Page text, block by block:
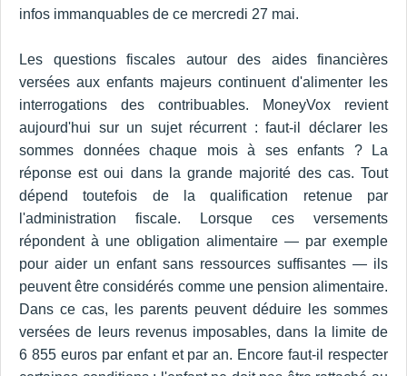
infos immanquables de ce mercredi 27 mai.
Les questions fiscales autour des aides financières
versées aux enfants majeurs continuent d'alimenter les
interrogations des contribuables. MoneyVox revient
aujourd'hui sur un sujet récurrent : faut-il déclarer les
sommes données chaque mois à ses enfants ? La
réponse est oui dans la grande majorité des cas. Tout
dépend toutefois de la qualification retenue par
l'administration fiscale. Lorsque ces versements
répondent à une obligation alimentaire — par exemple
pour aider un enfant sans ressources suffisantes — ils
peuvent être considérés comme une pension alimentaire.
Dans ce cas, les parents peuvent déduire les sommes
versées de leurs revenus imposables, dans la limite de
6 855 euros par enfant et par an. Encore faut-il respecter